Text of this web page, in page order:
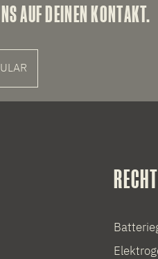
AUF DEINEN KONTAKT.